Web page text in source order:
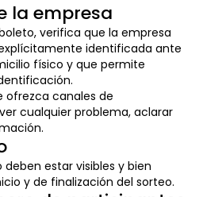
la empresa
verifica que la empresa
identificada ante
físico y que permite
canales de
cualquier problema, aclarar
deben estar visibles y bien
y de finalización del sorteo.